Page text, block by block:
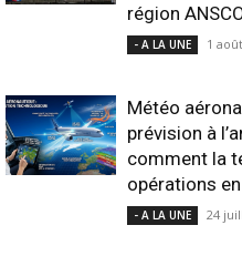
région
- A LA UNE 1
Météo
prévision à
comment la
opérations
- A LA UNE 24